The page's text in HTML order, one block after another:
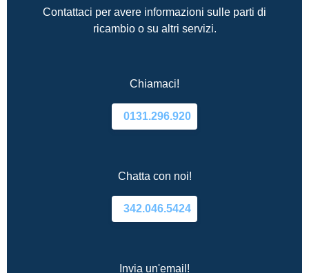
Contattaci per avere informazioni sulle parti di
ricambio o su altri servizi.
Chiamaci!
0131.296.920
Chatta con noi!
342.046.5424
Invia un'email!